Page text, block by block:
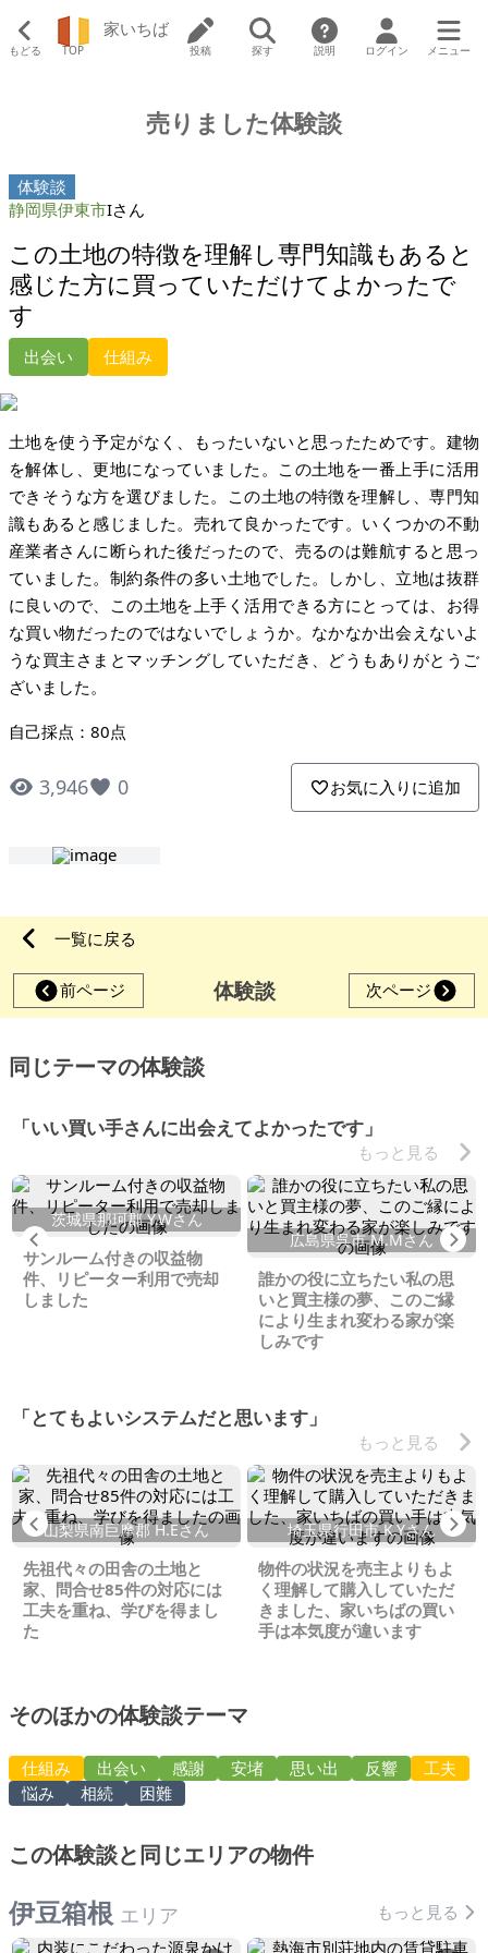
もどる TOP
家いちば
投稿 探す 説明 ログイン メニュー
売りました体験談
体験談
静岡県伊東市Iさん
この土地の特徴を理解し専門知識もあると
感じた方に買っていただけてよかったで
す
出会い 仕組み
土地を使う予定がなく、もったいないと思ったためです。建物
を解体し、更地になっていました。この土地を一番上手に活用
できそうな方を選びました。この土地の特徴を理解し、専門知
識もあると感じました。売れて良かったです。いくつかの不動
産業者さんに断られた後だったので、売るのは難航すると思っ
ていました。制約条件の多い土地でした。しかし、立地は抜群
に良いので、この土地を上手く活用できる方にとっては、お得
な買い物だったのではないでしょうか。なかなか出会えないよ
うな買主さまとマッチングしていただき、どうもありがとうご
ざいました。
自己採点：80点
3,946 0 お気に入りに追加
一覧に戻る
前ページ 体験談 次ページ
同じテーマの体験談
「いい買い手さんに出会えてよかったです」
もっと見る
Previous
茨城県那珂郡 Y.Wさん
サンルーム付きの収益物
件、リピーター利用で売却
しました
広島県呉市 M.Mさん
誰かの役に立ちたい私の思
いと買主様の夢、このご縁
により生まれ変わる家が楽
しみです
「とてもよいシステムだと思います」
もっと見る
Previous
山梨県南巨摩郡 H.Eさん
先祖代々の田舎の土地と
家、問合せ85件の対応には
工夫を重ね、学びを得まし
た
埼玉県行田市 K.Yさん
物件の状況を売主よりもよ
く理解して購入していただ
きました、家いちばの買い
手は本気度が違います
そのほかの体験談テーマ
仕組み 出会い 感謝 安堵 思い出 反響
工夫
悩み
相続 困難
この体験談と同じエリアの物件
伊豆箱根 エリア もっと見る